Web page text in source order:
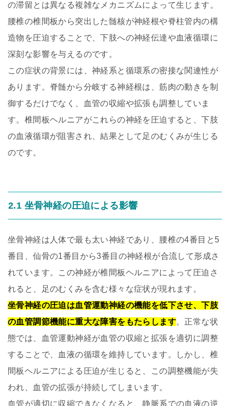
の滞留とは異なる複雑なメカニズムによって生じます。
腰椎の椎間板から突出した髄核が神経根や脊柱管内の構
造物を圧迫することで、下肢への神経伝達や血液循環に
深刻な影響を与えるのです。
この症状の背景には、神経系と循環系の密接な関連性が
あります。脊髄から分岐する神経根は、筋肉の動きを制
御するだけでなく、血管の収縮や拡張も調整していま
す。椎間板ヘルニアがこれらの神経を圧迫すると、下肢
の血液循環が阻害され、結果として足のむくみが生じる
のです。
2.1 坐骨神経の圧迫による影響
坐骨神経は人体で最も太い神経であり、腰椎の4番目と5
番目、仙骨の1番目から3番目の神経根が合流して形成さ
れています。この神経が椎間板ヘルニアによって圧迫さ
れると、足のむくみを含む様々な症状が現れます。
坐骨神経の圧迫は血管運動神経の機能を低下させ、下肢
の血管調節機能に重大な障害をもたらします。正常な状
態では、血管運動神経が血管の収縮と拡張を適切に調整
することで、血液の循環を維持しています。しかし、椎
間板ヘルニアによる圧迫が生じると、この調整機能が失
われ、血管の拡張が持続してしまいます。
血管が適切に収縮できなくなると、静脈系での血液の逆